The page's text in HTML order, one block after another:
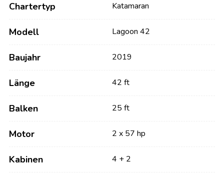
Chartertyp Katamaran
Modell Lagoon 42
Baujahr 2019
Länge 42 ft
Balken 25 ft
Motor 2 x 57 hp
Kabinen 4 + 2